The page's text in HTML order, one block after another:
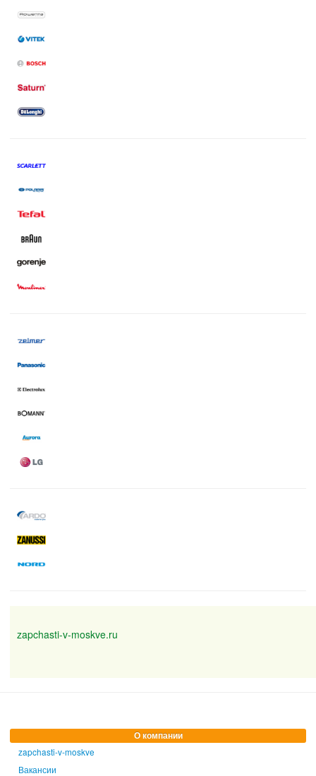
zapchasti-v-moskve.ru
О компании
zapchasti-v-moskve
Вакансии